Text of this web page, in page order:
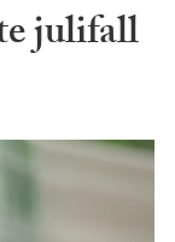
julifall